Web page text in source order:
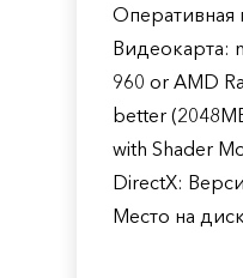
Оперативная
Видеокарта:
960 or AMD
better
with Shader
DirectX:
Место на